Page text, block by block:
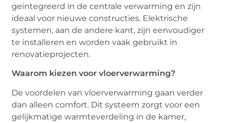
geïntegreerd in de centrale verwarming en zijn
ideaal voor nieuwe constructies. Elektrische
systemen, aan de andere kant, zijn eenvoudiger
te installeren en worden vaak gebruikt in
renovatieprojecten.
Waarom kiezen voor vloerverwarming?
De voordelen van vloerverwarming gaan verder
dan alleen comfort. Dit systeem zorgt voor een
gelijkmatige warmteverdeling in de kamer,